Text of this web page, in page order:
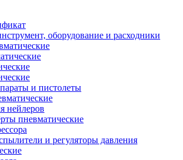
оборудование и расходники
и пистолеты
нейлеров
пневматические
и регуляторы давления